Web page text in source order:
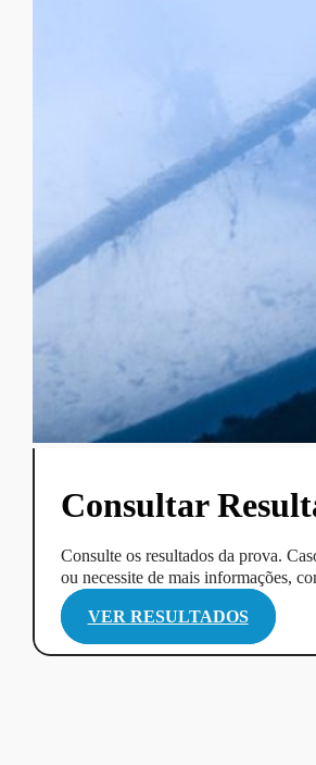
Consultar
Consulte os resultados da prova.
ou necessite de mais informações,
VER RESULTADOS